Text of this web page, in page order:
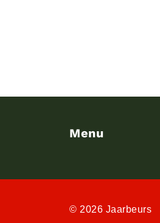
Menu
© 2026 Jaarbeurs